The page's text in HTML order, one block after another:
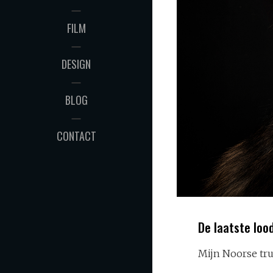
FILM
DESIGN
BLOG
CONTACT
De laatste
Mijn Noorse